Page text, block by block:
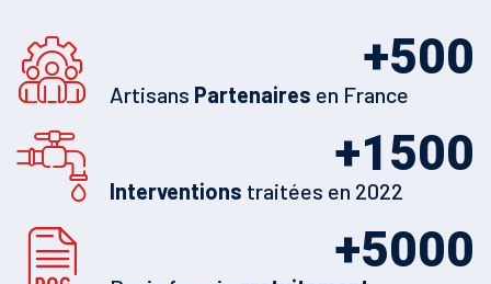
500
+
Artisans Partenaires en France
1500
+
Interventions traitées en 2022
5000
+